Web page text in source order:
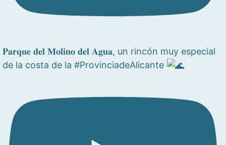
𝐏𝐚𝐫𝐪𝐮𝐞 𝐝𝐞𝐥 𝐌𝐨𝐥𝐢𝐧𝐨 𝐝𝐞𝐥 𝐀𝐠𝐮𝐚, un rincón muy especial
de la costa de la #ProvinciadeAlicante